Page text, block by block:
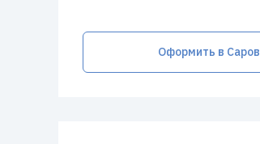
Оформить в